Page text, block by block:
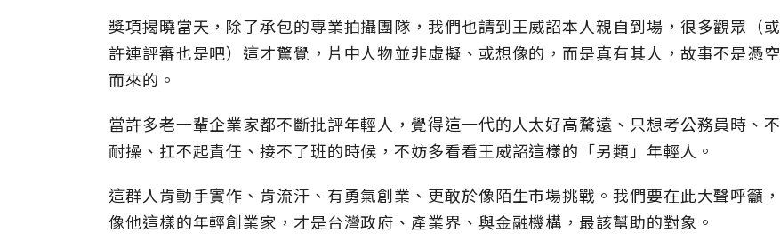
獎項揭曉當天，除了承包的專業拍攝團隊，我們也請到王威詔本人親自到場，很多觀眾（或
許連評審也是吧）這才驚覺，片中人物並非虛擬、或想像的，而是真有其人，故事不是憑空
而來的。
當許多老一輩企業家都不斷批評年輕人，覺得這一代的人太好高騖遠、只想考公務員時、不
耐操、扛不起責任、接不了班的時候，不妨多看看王威詔這樣的「另類」年輕人。
這群人肯動手實作、肯流汗、有勇氣創業、更敢於像陌生市場挑戰。我們要在此大聲呼籲，
像他這樣的年輕創業家，才是台灣政府、產業界、與金融機構，最該幫助的對象。